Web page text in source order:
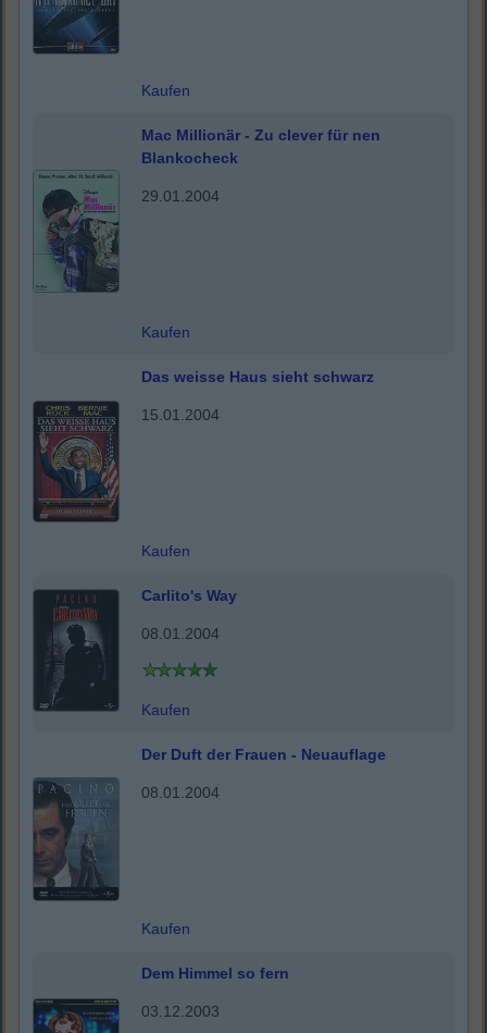
Kaufen
Mac Millionär - Zu clever für nen
Blankocheck
29.01.2004
Kaufen
Das weisse Haus sieht schwarz
15.01.2004
Kaufen
Carlito's Way
08.01.2004
Kaufen
Der Duft der Frauen - Neuauflage
08.01.2004
Kaufen
Dem Himmel so fern
03.12.2003